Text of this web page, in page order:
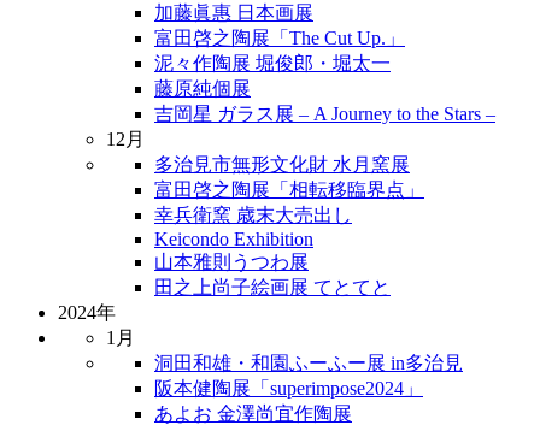
加藤眞惠 日本画展
富田啓之陶展「The Cut Up.」
泥々作陶展 堀俊郎・堀太一
藤原純個展
吉岡星 ガラス展 – A Journey to the Stars –
12月
多治見市無形文化財 水月窯展
富田啓之陶展「相転移臨界点」
幸兵衛窯 歳末大売出し
Keicondo Exhibition
山本雅則うつわ展
田之上尚子絵画展 てとてと
2024年
1月
洞田和雄・和園ふーふー展 in多治見
阪本健陶展「superimpose2024」
あよお 金澤尚宜作陶展